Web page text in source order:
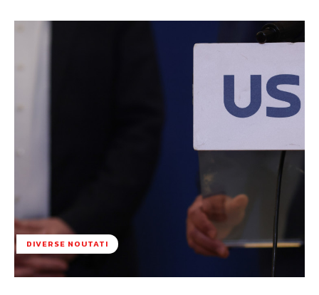
DIVERSE NOUTATI